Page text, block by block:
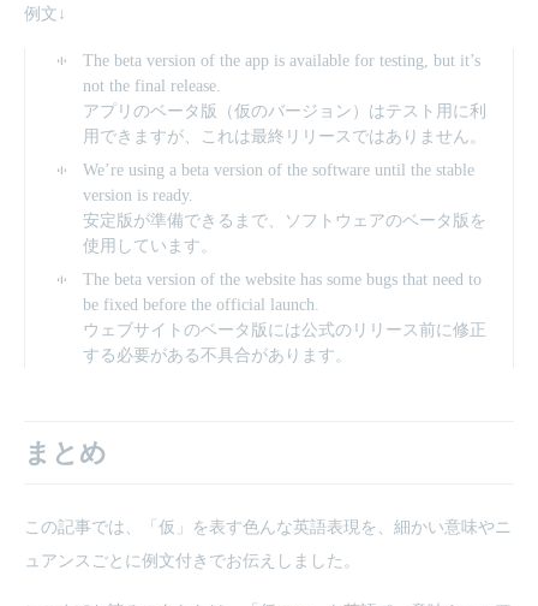
例文↓
The beta version of the app is available for testing, but it’s
not the final release.
アプリのベータ版（仮のバージョン）はテスト用に利
用できますが、これは最終リリースではありません。
We’re using a beta version of the software until the stable
version is ready.
安定版が準備できるまで、ソフトウェアのベータ版を
使用しています。
The beta version of the website has some bugs that need to
be fixed before the official launch.
ウェブサイトのベータ版には公式のリリース前に修正
する必要がある不具合があります。
まとめ
この記事では、「仮」を表す色んな英語表現を、細かい意味やニ
ュアンスごとに例文付きでお伝えしました。